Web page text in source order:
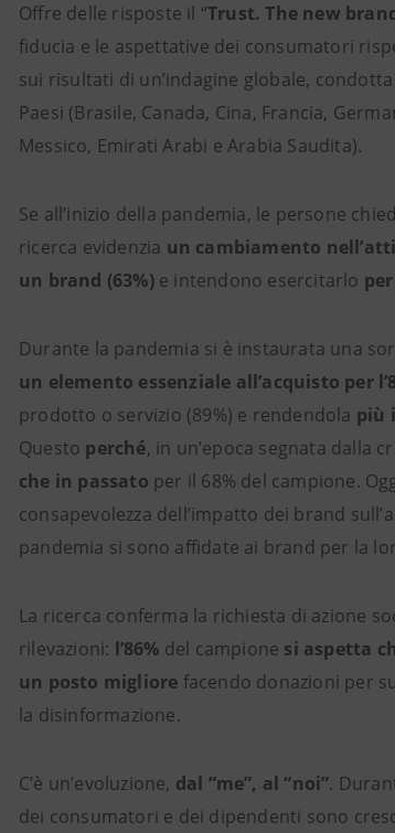
Offre delle risposte il “Trust. The new
fiducia e le aspettative dei consumatori
sui risultati di un’indagine globale,
Paesi (Brasile, Canada, Cina, Francia,
Messico, Emirati Arabi e Arabia Saudita).
Se all’inizio della pandemia, le persone
ricerca evidenzia un cambiamento
un brand (63%)e intendono esercitarlo
Durante la pandemia si è instaurata una
un elemento essenziale all’acquisto per
prodotto o servizio (89%) e rendendola più
Questo perché, in un’epoca segnata dalla
che in passato per il 68% del campione.
consapevolezza dell’impatto dei brand
pandemia si sono affidate ai brand per la
La ricerca conferma la richiesta di azione
rilevazioni: l’86% del campione si aspetta
un posto migliore facendo donazioni per
la disinformazione.
C’è un’evoluzione, dal “me”, al “noi”.
dei consumatori e dei dipendenti sono